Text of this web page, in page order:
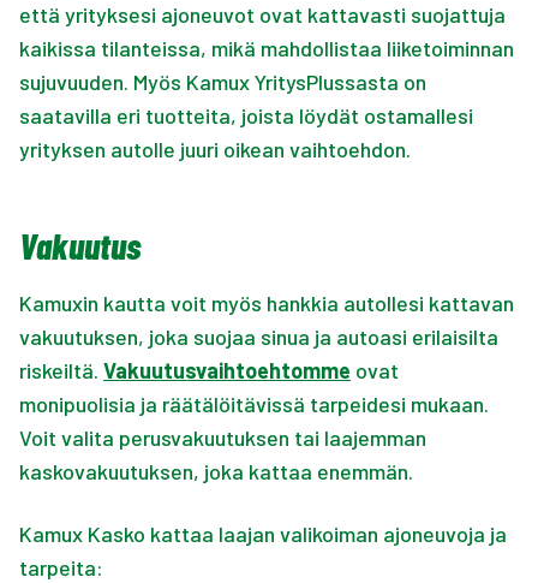
että yrityksesi ajoneuvot ovat kattavasti suojattuja
kaikissa tilanteissa, mikä mahdollistaa liiketoiminnan
sujuvuuden. Myös Kamux YritysPlussasta on
saatavilla eri tuotteita, joista löydät ostamallesi
yrityksen autolle juuri oikean vaihtoehdon.
Vakuutus
Kamuxin kautta voit myös hankkia autollesi kattavan
vakuutuksen, joka suojaa sinua ja autoasi erilaisilta
riskeiltä. Vakuutusvaihtoehtomme ovat
monipuolisia ja räätälöitävissä tarpeidesi mukaan.
Voit valita perusvakuutuksen tai laajemman
kaskovakuutuksen, joka kattaa enemmän.
Kamux Kasko kattaa laajan valikoiman ajoneuvoja ja
tarpeita: